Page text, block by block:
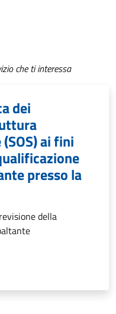
che ti interessa
dei
ai fini
presso la
della